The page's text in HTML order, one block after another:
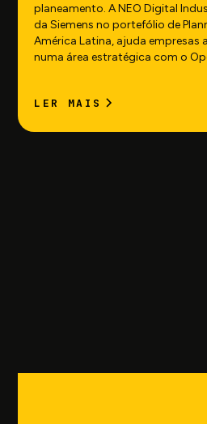
planeamento. A NEO Digital
da Siemens no portefólio de
América Latina, ajuda empresas
numa área estratégica com o
LER MAIS